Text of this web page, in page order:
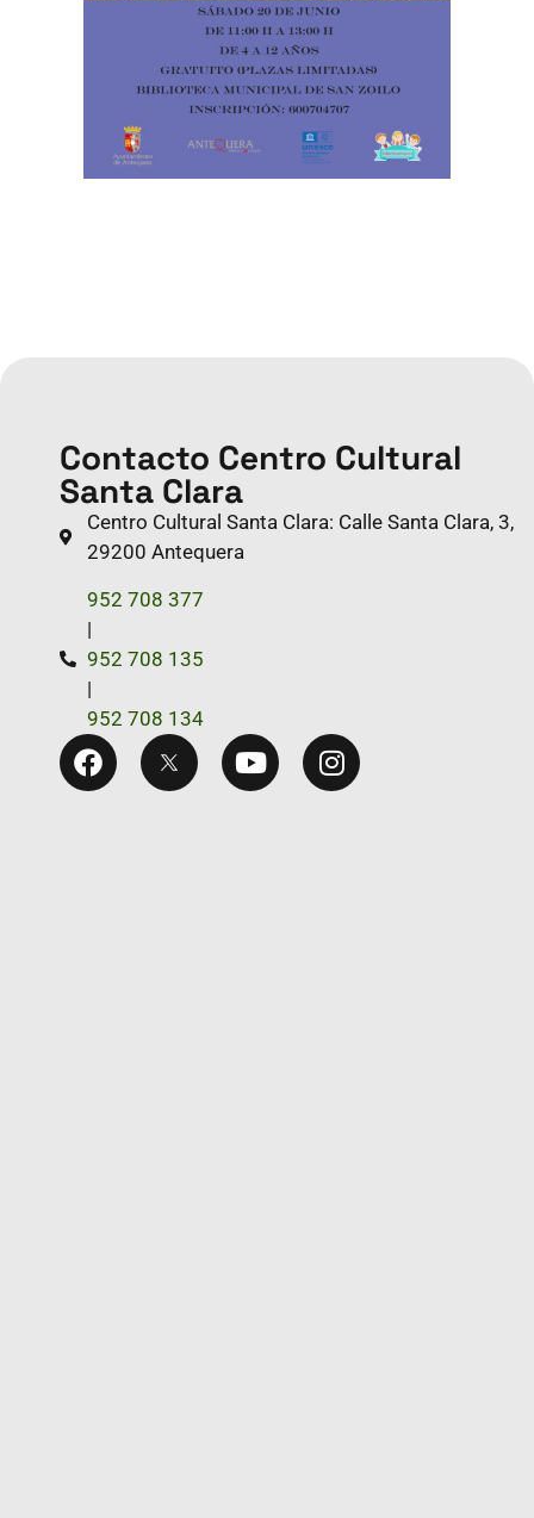
Contacto Centro Cultural
Santa Clara
Centro Cultural Santa Clara: Calle Santa Clara, 3,
29200 Antequera
952 708 377
|
952 708 135
|
952 708 134